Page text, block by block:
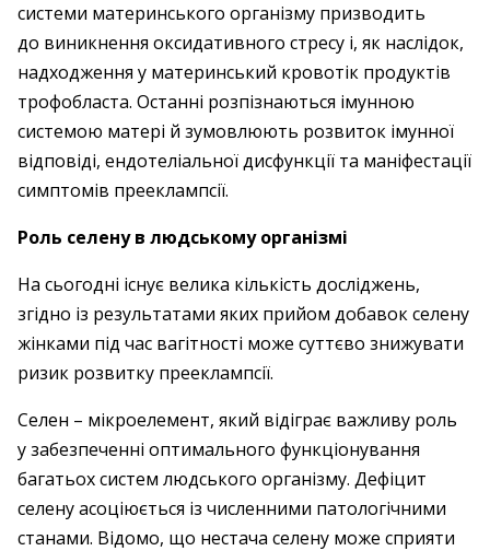
системи материнського організму призводить
до виникнення оксидативного стресу і, як наслідок,
надходження у материнський кровотік продуктів
трофо­бласта. Останні розпізнаються імунною
системою матері й зумовлюють розвиток імунної
відповіді, ендотеліальної дисфункції та маніфестації
симптомів прееклампсії.
Роль селену в людському організмі
На сьогодні існує велика кількість досліджень,
згідно із результатами яких прийом добавок селену
жінками під час вагітності може суттєво знижувати
ризик розвитку прееклампсії.
Селен – ​мікроелемент, який відіграє важливу роль
у забезпеченні оптимального функціонування
багатьох систем людського організму. Дефіцит
селену асоціюється із численними патологічними
станами. Відомо, що нестача селену може сприяти